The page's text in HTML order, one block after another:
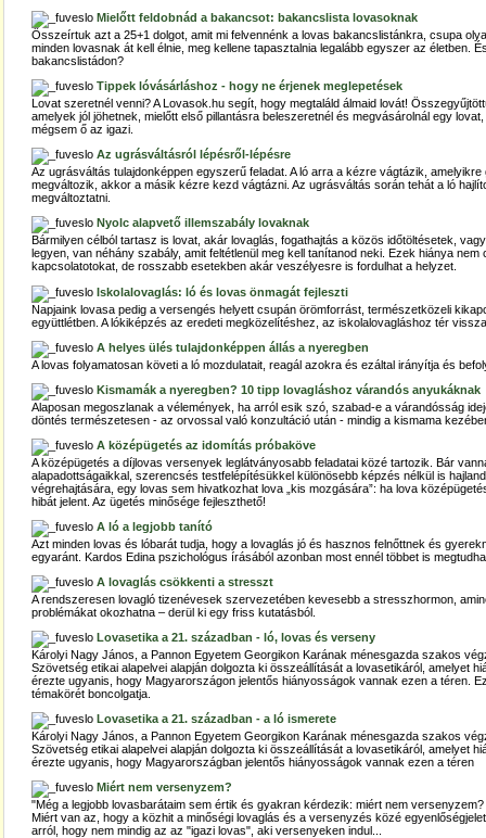
Mielőtt feldobnád a bakancsot: bakancslista lovasoknak
Összeírtuk azt a 25+1 dolgot, amit mi felvennénk a lovas bakancslistánkra, csupa
minden lovasnak át kell élnie, meg kellene tapasztalnia legalább egyszer az életben.
bakancslistádon?
Tippek lóvásárláshoz - hogy ne érjenek meglepetések
Lovat szeretnél venni? A Lovasok.hu segít, hogy megtaláld álmaid lovát!
amelyek jól jöhetnek, mielőtt első pillantásra beleszeretnél és megvásárolnál egy
mégsem ő az igazi.
Az ugrásváltásról lépésről-lépésre
Az ugrásváltás tulajdonképpen egyszerű feladat. A ló arra a kézre vágtázik,
megváltozik, akkor a másik kézre kezd vágtázni. Az ugrásváltás során tehát a ló
megváltoztatni.
Nyolc alapvető illemszabály lovaknak
Bármilyen célból tartasz is lovat, akár lovaglás, fogathajtás a közös időtöltésetek,
legyen, van néhány szabály, amit feltétlenül meg kell tanítanod neki. Ezek hiánya nem
kapcsolatotokat, de rosszabb esetekben akár veszélyesre is fordulhat a helyzet.
Iskolalovaglás: ló és lovas önmagát fejleszti
Napjaink lovasa pedig a versengés helyett csupán örömforrást, természetközeli
együttlétben. A lókiképzés az eredeti megközelítéshez, az iskolalovagláshoz tér
A helyes ülés tulajdonképpen állás a nyeregben
A lovas folyamatosan követi a ló mozdulatait, reagál azokra és ezáltal irányítja és
Kismamák a nyeregben? 10 tipp lovagláshoz várandós anyukáknak
Alaposan megoszlanak a vélemények, ha arról esik szó, szabad-e a várandósság
döntés természetesen - az orvossal való konzultáció után - mindig a kismama
A középügetés az idomítás próbaköve
A középügetés a díjlovas versenyek leglátványosabb feladatai közé tartozik. Bár
alapadottságaikkal, szerencsés testfelépítésükkel különösebb képzés nélkül is
végrehajtására, egy lovas sem hivatkozhat lova „kis mozgására”: ha lova
hibát jelent. Az ügetés minősége fejleszthető!
A ló a legjobb tanító
Azt minden lovas és lóbarát tudja, hogy a lovaglás jó és hasznos felnőttnek és
egyaránt. Kardos Edina pszichológus írásából azonban most ennél többet is
A lovaglás csökkenti a stresszt
A rendszeresen lovagló tizenévesek szervezetében kevesebb a stresszhormon,
problémákat okozhatna – derül ki egy friss kutatásból.
Lovasetika a 21. században - ló, lovas és verseny
Károlyi Nagy János, a Pannon Egyetem Georgikon Karának ménesgazda szakos
Szövetség etikai alapelvei alapján dolgozta ki összeállítását a lovasetikáról, amelyet
érezte ugyanis, hogy Magyarországon jelentős hiányosságok vannak ezen a téren.
témakörét boncolgatja.
Lovasetika a 21. században - a ló ismerete
Károlyi Nagy János, a Pannon Egyetem Georgikon Karának ménesgazda szakos
Szövetség etikai alapelvei alapján dolgozta ki összeállítását a lovasetikáról, amelyet
érezte ugyanis, hogy Magyarországban jelentős hiányosságok vannak ezen a téren
Miért nem versenyzem?
"Még a legjobb lovasbarátaim sem értik és gyakran kérdezik: miért nem
Miért van az, hogy a közhit a minőségi lovaglás és a versenyzés közé
arról, hogy nem mindig az az "igazi lovas", aki versenyeken indul...